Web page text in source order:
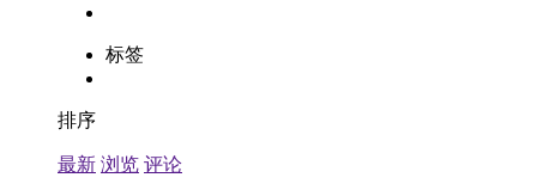
标签
排序
最新 浏览 评论